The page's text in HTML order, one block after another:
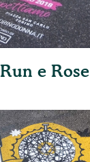
e Rose